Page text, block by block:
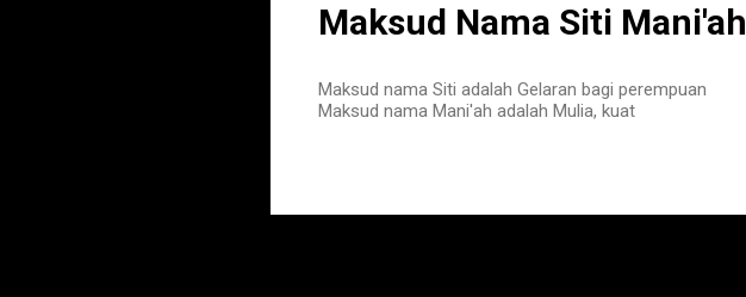
Maksud Nama Siti Mani'ah
Maksud nama Siti adalah Gelaran bagi perempuan
Maksud nama Mani'ah adalah Mulia, kuat